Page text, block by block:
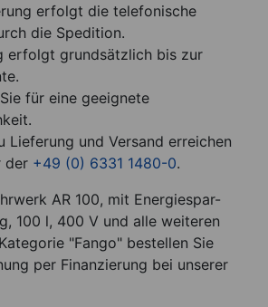
erfolgt die telefonische
die Spedition.
erfolgt grundsätzlich bis zur
für eine geeignete
Lieferung und Versand erreichen
der +49 (0) 6331 1480-0.
AR 100, mit Energiespar-
100 l, 400 V und alle weiteren
"Fango" bestellen Sie
per Finanzierung bei unserer